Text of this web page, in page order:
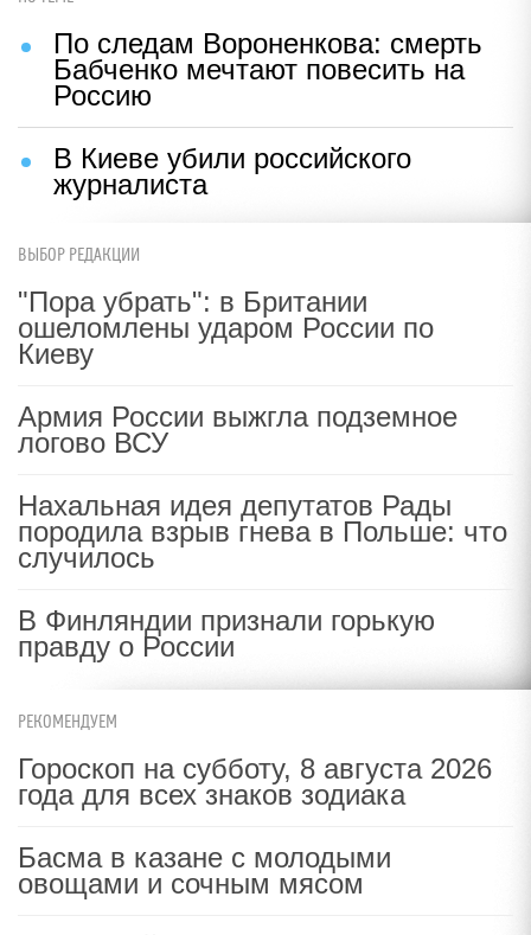
По следам Вороненкова: смерть
Бабченко мечтают повесить на
Россию
В Киеве убили российского
журналиста
ВЫБОР РЕДАКЦИИ
"Пора убрать": в Британии
ошеломлены ударом России по
Киеву
Армия России выжгла подземное
логово ВСУ
Нахальная идея депутатов Рады
породила взрыв гнева в Польше: что
случилось
В Финляндии признали горькую
правду о России
РЕКОМЕНДУЕМ
Гороскоп на субботу, 8 августа 2026
года для всех знаков зодиака
Басма в казане с молодыми
овощами и сочным мясом